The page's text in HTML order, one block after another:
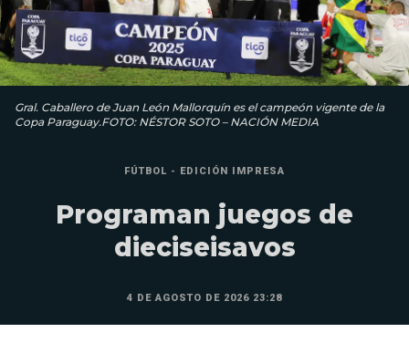
Gral. Caballero de Juan León Mallorquín es el campeón vigente de la
Copa Paraguay.FOTO: NÉSTOR SOTO – NACIÓN MEDIA
FÚTBOL - EDICIÓN IMPRESA
Programan juegos de
dieciseisavos
4 DE AGOSTO DE 2026 23:28